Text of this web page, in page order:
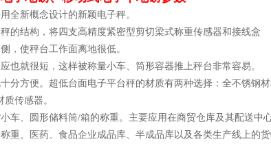
全新概念设计的新颖电子秤。
的结构，将四支高精度紧密型剪切梁式称重传感器和接线盒
，使秤台工作面离地很低。
也就很短，这样被称量小车、筒形容器推上秤台非常容易。
分方便。超低台面电子平台秤的材质有两种选择：全不锈钢
传感器。
车、圆形储料筒/箱的称重。主要应用在商贸仓库及其配送中
重、医药、食品企业成品库、半成品库以及各类生产线上的货